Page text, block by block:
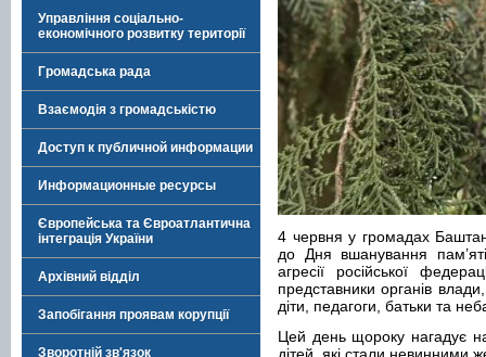
Управління соціально-
економічного розвитку території
Громадська рада
Взаємодія з громадськістю
Доступ к публичной информации
Информационные ресурсы
Європейська та Євроатлантична
інтеграція України
Архівний відділ
Запобігання проявам корупції
Зворотній зв'язок
4 червня у громадах
до Дня вшанування
агресії російської
представники органів
діти, педагоги, батьки та
Цей день щороку нагадує